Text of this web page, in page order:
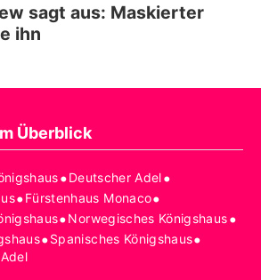
sagt aus: Maskierter
ihn
Überblick
•Deutscher Adel•
•Fürstenhaus Monaco•
•Norwegisches Königshaus•
•Spanisches Königshaus•